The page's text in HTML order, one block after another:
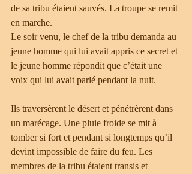
de sa tribu étaient sauvés. La troupe se remit
en marche.
Le soir venu, le chef de la tribu demanda au
jeune homme qui lui avait appris ce secret et
le jeune homme répondit que c’était une
voix qui lui avait parlé pendant la nuit.
Ils traversèrent le désert et pénétrèrent dans
un marécage. Une pluie froide se mit à
tomber si fort et pendant si longtemps qu’il
devint impossible de faire du feu. Les
membres de la tribu étaient transis et